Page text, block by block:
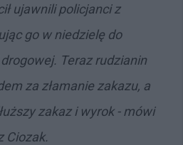
ujawnili policjanci z
go w niedzielę do
Teraz rudzianin
za złamanie zakazu, a
zakaz i wyrok - mówi
Ciozak.